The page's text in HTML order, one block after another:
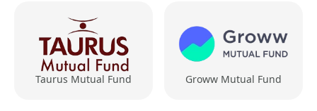
Taurus Mutual Fund Groww Mutual Fund